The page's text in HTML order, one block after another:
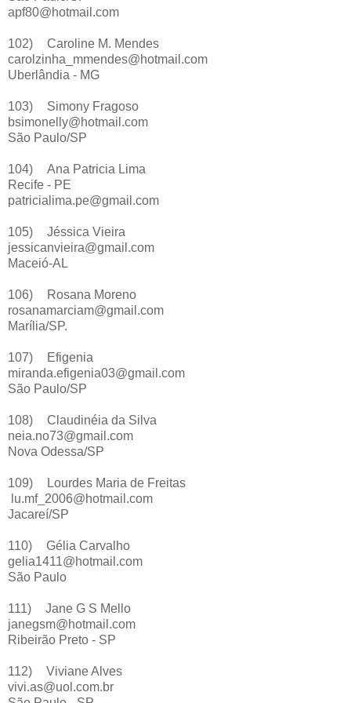
apf80@hotmail.com
102)
Caroline M. Mendes
carolzinha_mmendes@hotmail.com
Uberlândia - MG
103)
Simony Fragoso
bsimonelly@hotmail.com
São Paulo/SP
104)
Ana Patricia Lima
Recife - PE
patricialima.pe@gmail.com
105)
Jéssica Vieira
jessicanvieira@gmail.com
Maceió-AL
106)
Rosana Moreno
rosanamarciam@gmail.com
Marília/SP.
107)
Efigenia
miranda.efigenia03@gmail.com
São Paulo/SP
108)
Claudinéia da Silva
neia.no73@gmail.com
Nova Odessa/SP
109)
Lourdes Maria de Freitas
lu.mf_2006@hotmail.com
Jacareí/SP
110)
Gélia Carvalho
gelia1411@hotmail.com
São Paulo
111)
Jane G S Mello
janegsm@hotmail.com
Ribeirão Preto - SP
112)
Viviane Alves
vivi.as@uol.com.br